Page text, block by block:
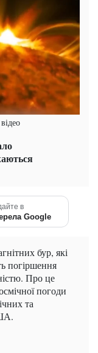
в
Google
бур, які
погіршення
Про це
погоди
та